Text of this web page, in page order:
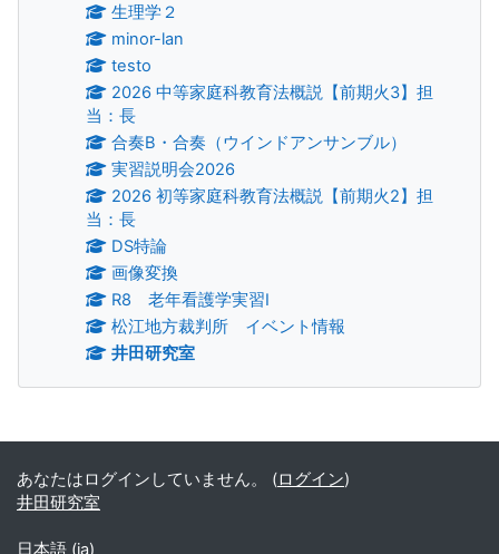
生理学２
minor-lan
testo
2026 中等家庭科教育法概説【前期火3】担
当：長
合奏B・合奏（ウインドアンサンブル）
実習説明会2026
2026 初等家庭科教育法概説【前期火2】担
当：長
DS特論
画像変換
R8 老年看護学実習Ⅰ
松江地方裁判所 イベント情報
井田研究室
補助ブロック
あなたはログインしていません。 (ログイン)
井田研究室
日本語 ‎(ja)‎